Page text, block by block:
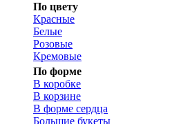
По цвету
Красные
Белые
Розовые
Кремовые
По форме
В коробке
В корзине
В форме сердца
Большие букеты